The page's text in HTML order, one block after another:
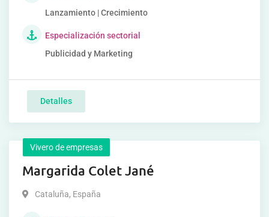
Lanzamiento | Crecimiento
Especialización sectorial
Publicidad y Marketing
Detalles
Vivero de empresas
Margarida Colet Jané
Cataluña, España